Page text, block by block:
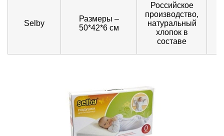
Selby
Размеры –
50*42*6 см
Российское
производство,
натуральный
хлопок в
составе